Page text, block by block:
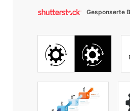
Gesponserte